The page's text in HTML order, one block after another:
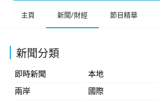
主頁 新聞/財經 節目精華
新聞分類
即時新聞
本地
兩岸
國際